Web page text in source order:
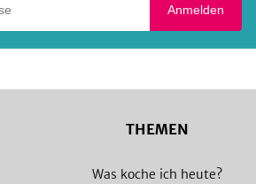
Anmelden
THEMEN
Was koche ich heute?